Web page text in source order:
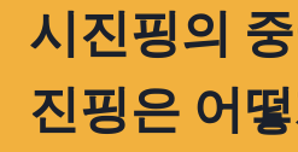
시진핑의
진핑은 어